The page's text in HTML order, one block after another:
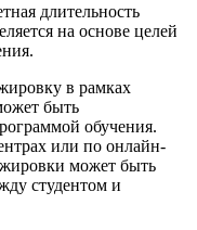
длительность
на основе целей
в рамках
быть
обучения.
или по онлайн-
может быть
студентом и